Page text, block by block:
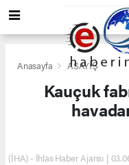
Anasayfa ASAYİŞ
Kauçuk
(İHA) - İhlas Haber Ajansı |